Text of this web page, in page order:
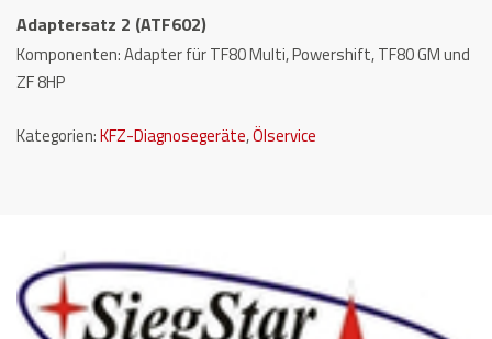
Adaptersatz 2 (ATF602)
Komponenten: Adapter für TF80 Multi, Powershift, TF80 GM und
ZF 8HP
Kategorien:KFZ-Diagnosegeräte,Ölservice